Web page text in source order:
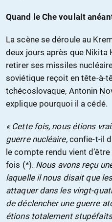
Quand le Che voulait
La scène se déroule au
deux jours après que Nikita
retirer ses missiles
soviétique reçoit en tête-à-
tchécoslovaque, Antonin
explique pourquoi il a cédé.
« Cette fois, nous étions
guerre nucléaire,confie-t-il
le compte rendu vient
fois (*). Nous avons reçu
laquelle il nous disait que
attaquer dans les vingt-
de déclencher une guerre
étions totalement